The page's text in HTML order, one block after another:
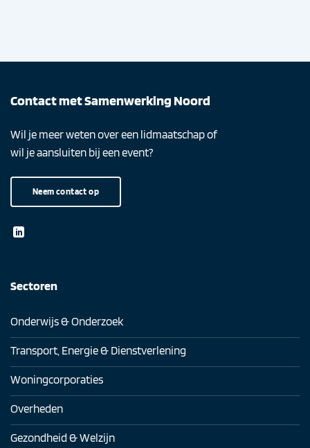
Contact met Samenwerking Noord
Wil je meer weten over een lidmaatschap of
wil je aansluiten bij een event?
Neem contact op
Sectoren
Onderwijs & Onderzoek
Transport, Energie & Dienstverlening
Woningcorporaties
Overheden
Gezondheid & Welzijn